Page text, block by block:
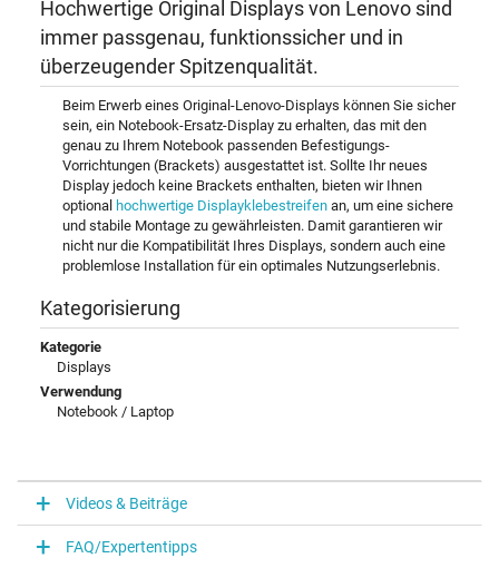
Hochwertige Original Displays von Lenovo sind
immer passgenau, funktionssicher und in
überzeugender Spitzenqualität.
Beim Erwerb eines Original-Lenovo-Displays können Sie sicher
sein, ein Notebook-Ersatz-Display zu erhalten, das mit den
genau zu Ihrem Notebook passenden Befestigungs-
Vorrichtungen (Brackets) ausgestattet ist. Sollte Ihr neues
Display jedoch keine Brackets enthalten, bieten wir Ihnen
optional hochwertige Displayklebestreifen an, um eine sichere
und stabile Montage zu gewährleisten. Damit garantieren wir
nicht nur die Kompatibilität Ihres Displays, sondern auch eine
problemlose Installation für ein optimales Nutzungserlebnis.
Kategorisierung
Kategorie
Displays
Verwendung
Notebook / Laptop
Videos & Beiträge
FAQ/Expertentipps